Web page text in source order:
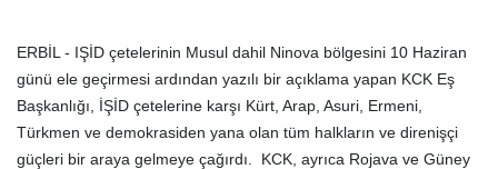
ERBİL - IŞİD çetelerinin Musul dahil Ninova bölgesini 10 Haziran
günü ele geçirmesi ardından yazılı bir açıklama yapan KCK Eş
Başkanlığı, İŞİD çetelerine karşı Kürt, Arap, Asuri, Ermeni,
Türkmen ve demokrasiden yana olan tüm halkların ve direnişçi
güçleri bir araya gelmeye çağırdı. KCK, ayrıca Rojava ve Güney